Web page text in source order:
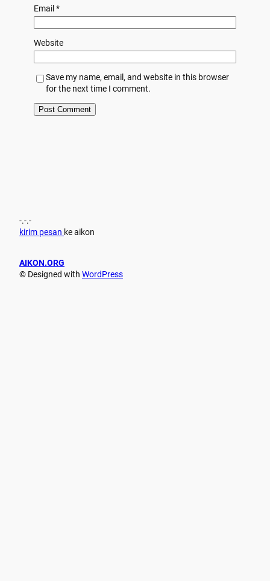
Email*
Website
Save my name, email, and website in this browser
for the next time I comment.
-.-.-
kirim pesan ke aikon
AIKON.ORG
© Designed with WordPress